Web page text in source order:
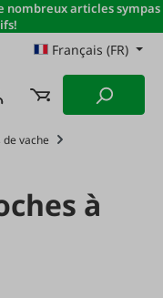
nombreux articles sympas
Français (FR)
de vache
à